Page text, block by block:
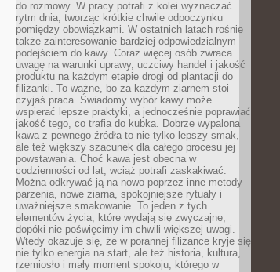
do rozmowy. W pracy potrafi z kolei wyznaczać
rytm dnia, tworząc krótkie chwile odpoczynku
pomiędzy obowiązkami. W ostatnich latach rośnie
także zainteresowanie bardziej odpowiedzialnym
podejściem do kawy. Coraz więcej osób zwraca
uwagę na warunki uprawy, uczciwy handel i jakość
produktu na każdym etapie drogi od plantacji do
filiżanki. To ważne, bo za każdym ziarnem stoi
czyjaś praca. Świadomy wybór kawy może
wspierać lepsze praktyki, a jednocześnie poprawiać
jakość tego, co trafia do kubka. Dobrze wypalona
kawa z pewnego źródła to nie tylko lepszy smak,
ale też większy szacunek dla całego procesu jej
powstawania. Choć kawa jest obecna w
codzienności od lat, wciąż potrafi zaskakiwać.
Można odkrywać ją na nowo poprzez inne metody
parzenia, nowe ziarna, spokojniejsze rytuały i
uważniejsze smakowanie. To jeden z tych
elementów życia, które wydają się zwyczajne,
dopóki nie poświęcimy im chwili większej uwagi.
Wtedy okazuje się, że w porannej filiżance kryje się
nie tylko energia na start, ale też historia, kultura,
rzemiosło i mały moment spokoju, którego w